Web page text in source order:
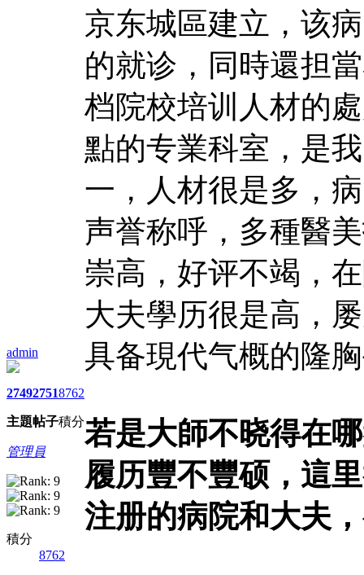
admin
2749
主題
2751
帖子
8762
積分
管理員
積分
8762
京东城區建立，该
的就诊，同時還担
档院校培训人材的
點的专業科室，是
一，人材很是多，
声誉称呼，多種醫
崇高，好评不竭，
大夫學历很是高，
具备現代气概的隆
若是大師不晓得在
履历豐不豐硕，這
注册的病院和大夫